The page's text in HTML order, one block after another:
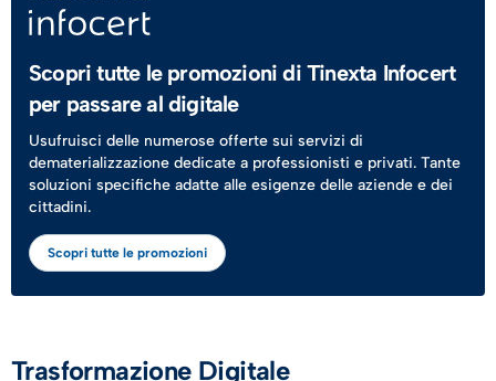
Scopri tutte le promozioni di Tinexta Infocert
per passare al digitale
Usufruisci delle numerose offerte sui servizi di
dematerializzazione dedicate a professionisti e privati. Tante
soluzioni specifiche adatte alle esigenze delle aziende e dei
cittadini.
Scopri tutte le promozioni
Trasformazione Digitale